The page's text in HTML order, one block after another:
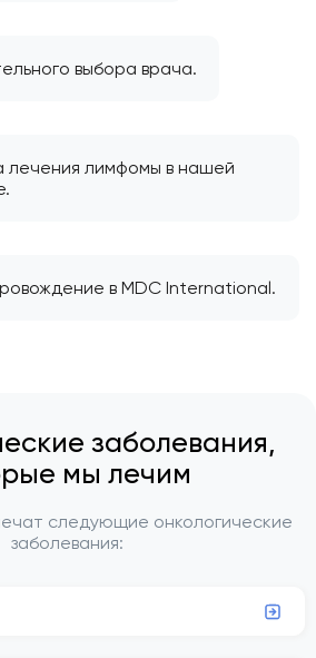
выбора врача.
лечения лимфомы в нашей
в MDC International.
заболевания,
мы лечим
следующие онкологические
заболевания: